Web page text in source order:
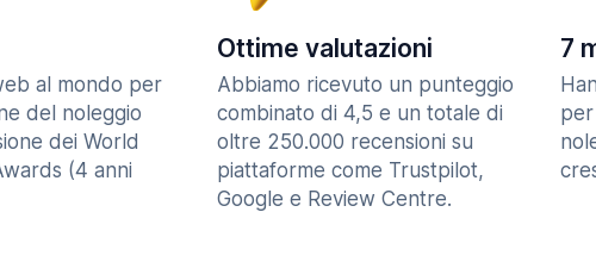
al mondo per
del noleggio
dei World
(4 anni
Ottime valutazioni
Abbiamo ricevuto un punteggio
combinato di 4,5 e un totale di
oltre 250.000 recensioni su
piattaforme come Trustpilot,
Google e Review Centre.
7